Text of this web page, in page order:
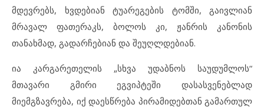
მდევრებს, ხვდებიან ტუარეგების ტომში, გაივლიან
მრავალ ფათერაკს, ბოლოს კი, ჟანრის კანონის
თანახმად, გადარჩებიან და შეუღლდებიან.
ია კარგარეთელის „სხვა უდაბნოს საუდუმლოს“
მთავარი გმირი ეგვიპტეში დასასვენებლად
მიემგზავრება, იქ დაესწრება პირამიდებთან გამართულ